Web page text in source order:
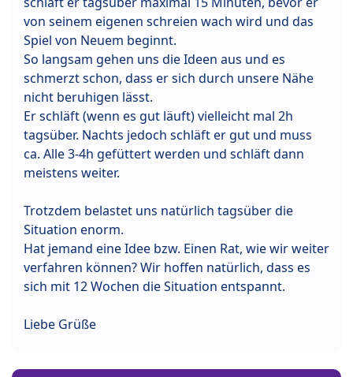
von seinem eigenen schreien wach wird und das
Spiel von Neuem beginnt.
So langsam gehen uns die Ideen aus und es
schmerzt schon, dass er sich durch unsere Nähe
nicht beruhigen lässt.
Er schläft (wenn es gut läuft) vielleicht mal 2h
tagsüber. Nachts jedoch schläft er gut und muss
ca. Alle 3-4h gefüttert werden und schläft dann
meistens weiter.
Trotzdem belastet uns natürlich tagsüber die
Situation enorm.
Hat jemand eine Idee bzw. Einen Rat, wie wir weiter
verfahren können? Wir hoffen natürlich, dass es
sich mit 12 Wochen die Situation entspannt.
Liebe Grüße